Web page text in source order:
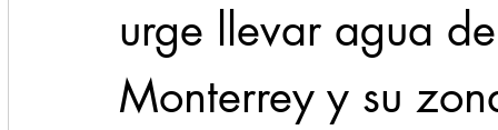
urge llevar agua
Monterrey y su